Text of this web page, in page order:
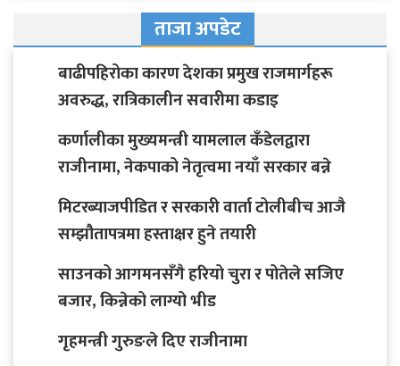
ताजा अपडेट
बाढीपहिरोका कारण देशका प्रमुख राजमार्गहरू
अवरुद्ध, रात्रिकालीन सवारीमा कडाइ
कर्णालीका मुख्यमन्त्री यामलाल कँडेलद्वारा
राजीनामा, नेकपाको नेतृत्वमा नयाँ सरकार बन्ने
मिटरब्याजपीडित र सरकारी वार्ता टोलीबीच आजै
सम्झौतापत्रमा हस्ताक्षर हुने तयारी
साउनको आगमनसँगै हरियो चुरा र पोतेले सजिए
बजार, किन्नेको लाग्यो भीड
गृहमन्त्री गुरुङले दिए राजीनामा